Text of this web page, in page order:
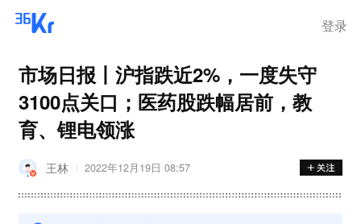
登录
市场日报丨沪指跌近2%，一度失守
3100点关口；医药股跌幅居前，教
育、锂电领涨
王林 2022年12月19日 08:57